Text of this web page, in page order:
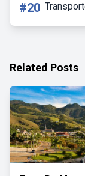
#20
Related Posts